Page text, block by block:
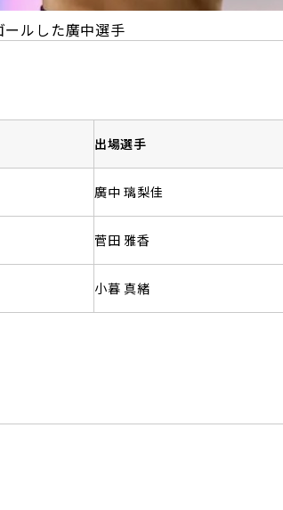
ルした廣中選手
出場選手
廣中 璃梨佳
菅田 雅香
小暮 真緒